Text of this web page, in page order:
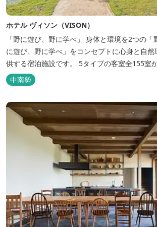
ホテル ヴィソン（VISON）
「野に遊び、野に学べ」 身体と環境を2つの「野」に見立て、「野
に遊び、野に学べ」をコンセプトに心身と自
供する宿泊施設です。 5タイプの客室全155室
と、プライベートな滞在が楽しめる一棟独立型
います。
中南勢